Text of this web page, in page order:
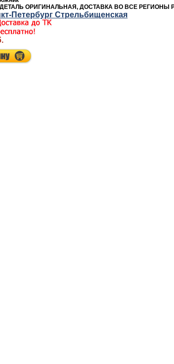
ДЕТАЛЬ ОРИГИНАЛЬНАЯ, ДОСТАВКА ВО ВСЕ РЕГИОНЫ
Петербург Стрельбищенская